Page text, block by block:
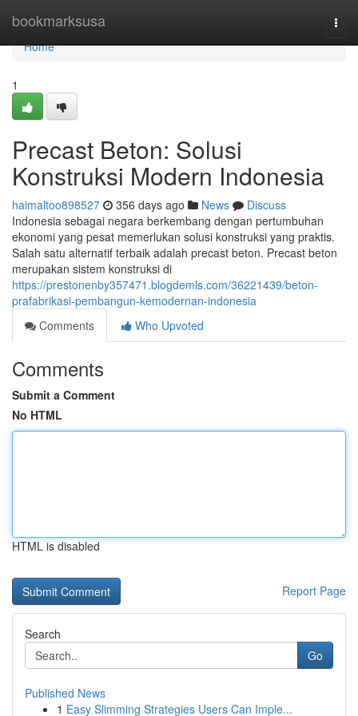
bookmarksusa
Home
Home
1
Precast Beton: Solusi
Konstruksi Modern Indonesia
haimaltoo898527 356 days ago News
Discuss
Indonesia sebagai negara berkembang dengan pertumbuhan
ekonomi yang pesat memerlukan solusi konstruksi yang praktis.
Salah satu alternatif terbaik adalah precast beton. Precast beton
merupakan sistem konstruksi di
https://prestonenby357471.blogdemls.com/36221439/beton-
prafabrikasi-pembangun-kemodernan-indonesia
Comments
Who Upvoted
Comments
Submit a Comment
No HTML
HTML is disabled
Report Page
Search
Go
Published News
1 Easy Slimming Strategies Users Can Imple...